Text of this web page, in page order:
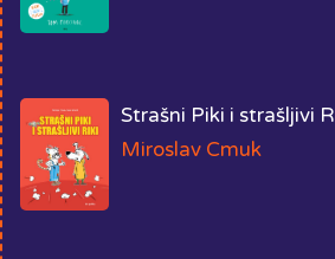
Strašni Piki i strašljivi
Miroslav Cmuk